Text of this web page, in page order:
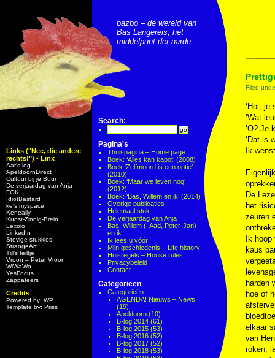
Links ("Nee, die andere
rechts!") - Linx
Aar’s log
ApeldoornDirect
Cultuur bij je Buur
De verjaardag van Anja
FOK!
IdiotBastard
ke's myspace
Keneally
Kunst-Zinnig-Brein
Lexolo
LinkedIn
Stevige stukkies
StrangeArt
Tijl’s teiltje
Vroon – Peter Vroon
WiWaWo
YesFocus
Zappateers
Credits
Powered by: WP
Template by: Priss
bazbo – de wereld van
Bas Langereis, het
middelpunt der aarde
Search:
Pagina's
Thuispagina – Home page
Boek: ‘Alles kan kapot’ (2008)
Boek ‘Zelfmoord is een optie’
(2010)
Boek: ‘Maar we leven nog’
(2012)
Boek: ‘Bas, Willem en ik’ (2014)
Overige publicaties
Helemaal stuk
De verjaardag van Anja
Bas, Willem (, Aad, Peter-Jan)
en ik
Ik lees u vóór!
Mijn geschiedenis – Life history
Huisregels – House rules
Privacybeleid
Contact
Categorieën
Categorieën
AGENDA! Nieuws – News
(19)
Apeldoorn (10)
B-log 2014 (61)
B-log 2015 (53)
B-log 2016 (52)
B-log 2017 (52)
B-log 2018 (53)
Filed
‘Hoi, je
‘Wat
‘O? Je
‘Dat is
Ik
De
het
zeuren
Ik
kaus
harden
hoe of
elkaar
van
roken,